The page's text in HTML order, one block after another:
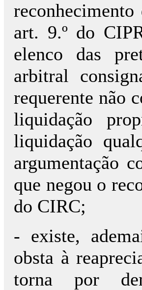
art. 9.º do
elenco das
arbitral
requerente não
liquidação
liquidação
argumentação
que negou o
do CIRC;
- existe,
obsta à
torna por